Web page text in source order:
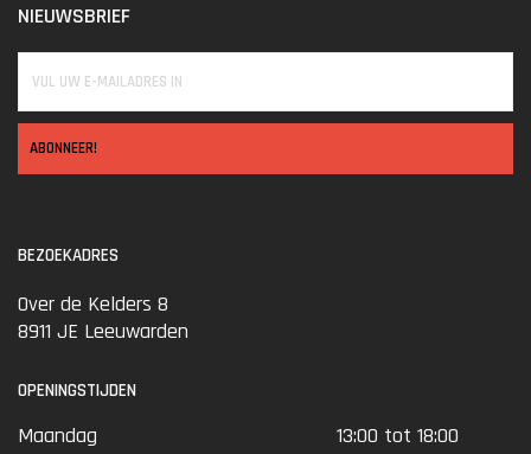
NIEUWSBRIEF
ABONNEER!
BEZOEKADRES
Over de Kelders 8
8911 JE Leeuwarden
OPENINGSTIJDEN
Maandag
13:00 tot 18:00